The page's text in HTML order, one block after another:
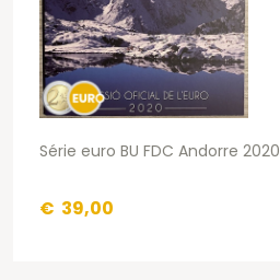
Série euro BU FDC Andorre 2020
€ 39,00